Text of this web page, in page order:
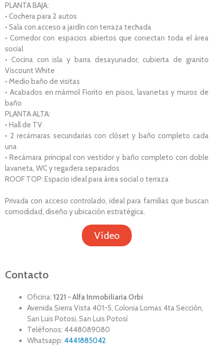
PLANTA BAJA:
• Cochera para 2 autos
• Sala con acceso a jardín con terraza techada
• Comedor con espacios abiertos que conectan toda el área
social
• Cocina con isla y barra desayunador, cubierta de granito
Viscount White
• Medio baño de visitas
• Acabados en mármol Fiorito en pisos, lavanetas y muros de
baño
PLANTA ALTA:
• Hall de TV
• 2 recámaras secundarias con clóset y baño completo cada
una
• Recámara principal con vestidor y baño completo con doble
lavaneta, WC y regadera separados
ROOF TOP: Espacio ideal para área social o terraza
Privada con acceso controlado, ideal para familias que buscan
comodidad, diseño y ubicación estratégica.
Vídeo
Contacto
Oficina: 1221 - Alfa Inmobiliaria Orbi
Avenida Sierra Vista 401-5, Colonia Lomas 4ta Sección,
San Luis Potosi, San Luis Potosí
Teléfonos: 4448089080
Whatsapp: 4441885042